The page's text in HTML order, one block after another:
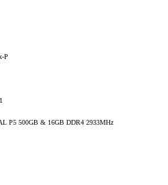
P
P5 500GB & 16GB DDR4 2933MHz